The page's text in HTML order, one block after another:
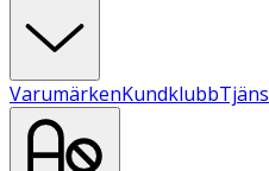
VarumärkenKundklubb